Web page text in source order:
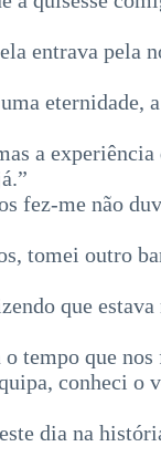
entrava pela
a
fez-me não
tomei outro
que
tempo que
conheci
dia na